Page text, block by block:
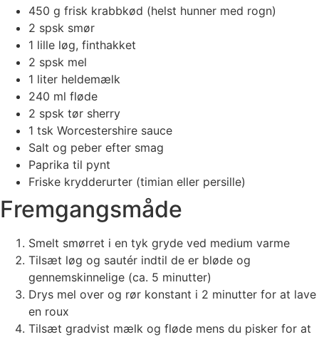
450 g frisk krabbkød (helst hunner med rogn)
2 spsk smør
1 lille løg, finthakket
2 spsk mel
1 liter heldemælk
240 ml fløde
2 spsk tør sherry
1 tsk Worcestershire sauce
Salt og peber efter smag
Paprika til pynt
Friske krydderurter (timian eller persille)
Fremgangsmåde
Smelt smørret i en tyk gryde ved medium varme
Tilsæt løg og sautér indtil de er bløde og
gennemskinnelige (ca. 5 minutter)
Drys mel over og rør konstant i 2 minutter for at lave
en roux
Tilsæt gradvist mælk og fløde mens du pisker for at